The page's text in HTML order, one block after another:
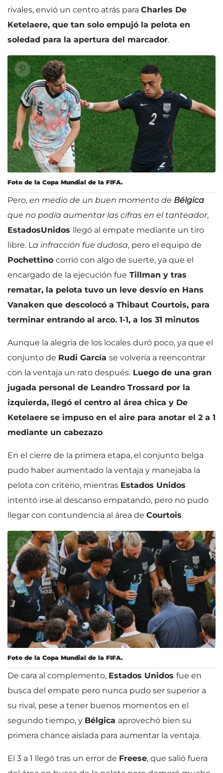
rivales, envió un centro atrás para Charles De
Ketelaere, que tan solo empujó la pelota en
soledad para la apertura del marcador.
Foto de la Copa Mundial de la FIFA.
Pero, en medio de un buen momento de Bélgica
que no podía aumentar las cifras en el tanteador,
EstadosUnidos llegó al empate mediante un tiro
libre. La infracción fue dudosa, pero el equipo de
Pochettino corrió con algo de suerte, ya que el
encargado de la ejecución fue Tillman y tras
rematar, la pelota tuvo un leve desvío en Hans
Vanaken que descolocó a Thibaut Courtois, para
terminar entrando al arco. 1-1, a los 31 minutos
Aunque la alegría de los locales duró poco, ya que el
conjunto de Rudi García se volvería a reencontrar
con la ventaja un rato después. Luego de una gran
jugada personal de Leandro Trossard por la
izquierda, llegó el centro al área chica y De
Ketelaere se impuso en el aire para anotar el 2 a 1
mediante un cabezazo
En el cierre de la primera etapa, el conjunto belga
pudo haber aumentado la ventaja y manejaba la
pelota con criterio, mientras Estados Unidos
intentó irse al descanso empatando, pero no pudo
llegar con contundencia al área de Courtois.
Foto de la Copa Mundial de la FIFA.
De cara al complemento, Estados Unidos fue en
busca del empate pero nunca pudo ser superior a
su rival, pese a tener buenos momentos en el
segundo tiempo, y Bélgica aprovechó bien su
primera chance aislada para aumentar la ventaja.
El 3 a 1 llegó tras un error de Freese, que salió fuera